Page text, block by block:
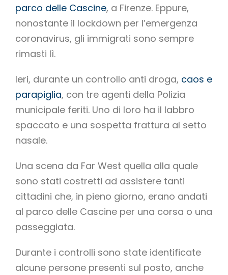
parco delle Cascine, a Firenze. Eppure,
nonostante il lockdown per l’emergenza
coronavirus, gli immigrati sono sempre
rimasti lì.
Ieri, durante un controllo anti droga, caos e
parapiglia, con tre agenti della Polizia
municipale feriti. Uno di loro ha il labbro
spaccato e una sospetta frattura al setto
nasale.
Una scena da Far West quella alla quale
sono stati costretti ad assistere tanti
cittadini che, in pieno giorno, erano andati
al parco delle Cascine per una corsa o una
passeggiata.
Durante i controlli sono state identificate
alcune persone presenti sul posto, anche